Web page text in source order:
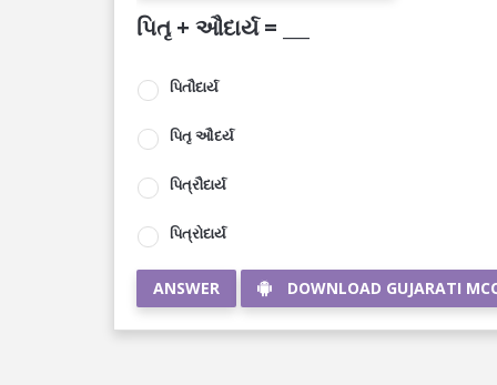
પિતૃ + ઔદાર્ય = ___
પિતૌદાર્ય
પિતૃ ઔદર્ય
પિત્રૌદાર્ય
પિત્રોદાર્ય
ANSWER DOWNLOAD GUJARATI